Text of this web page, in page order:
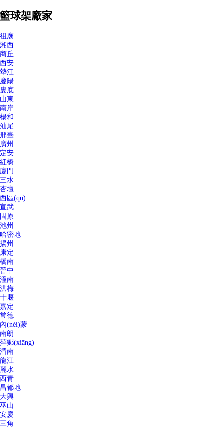
籃球架廠家
祖廟
湘西
商丘
西安
墊江
慶陽
婁底
山東
南岸
楊和
汕尾
邢臺
廣州
定安
紅橋
廈門
三水
杏壇
西區(qū)
宣武
固原
池州
哈密地
揚州
康定
橋南
晉中
潼南
洪梅
十堰
嘉定
常德
內(nèi)蒙
南朗
萍鄉(xiāng)
渭南
龍江
麗水
西青
昌都地
大興
巫山
安慶
三角